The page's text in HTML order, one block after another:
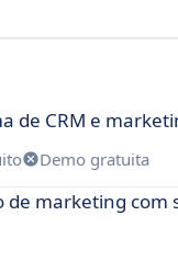
de CRM e
Demo gratuita
marketing com